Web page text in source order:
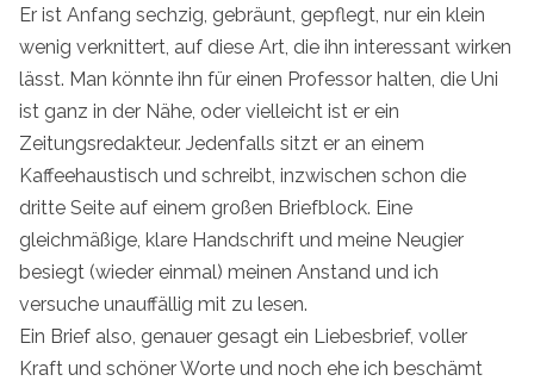
Er ist Anfang sechzig, gebräunt, gepflegt, nur ein klein
wenig verknittert, auf diese Art, die ihn interessant wirken
lässt. Man könnte ihn für einen Professor halten, die Uni
ist ganz in der Nähe, oder vielleicht ist er ein
Zeitungsredakteur. Jedenfalls sitzt er an einem
Kaffeehaustisch und schreibt, inzwischen schon die
dritte Seite auf einem großen Briefblock. Eine
gleichmäßige, klare Handschrift und meine Neugier
besiegt (wieder einmal) meinen Anstand und ich
versuche unauffällig mit zu lesen.
Ein Brief also, genauer gesagt ein Liebesbrief, voller
Kraft und schöner Worte und noch ehe ich beschämt